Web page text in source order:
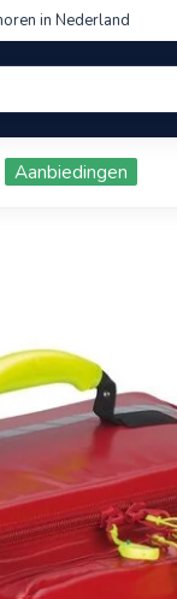
in Nederland
Aanbiedingen